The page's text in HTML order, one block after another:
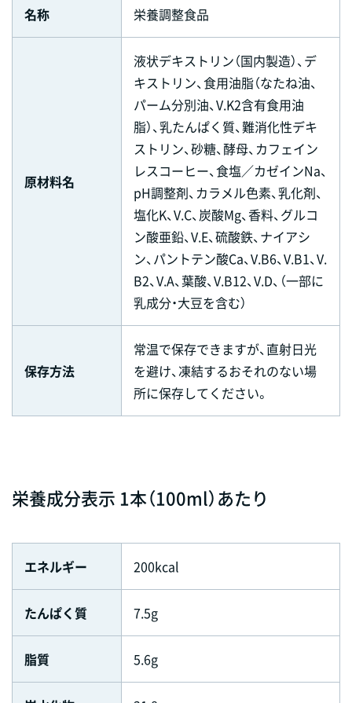
名称 栄養調整食品
原材料名
液状デキストリン（国内製造）、デ
キストリン、食用油脂（なたね油、
パーム分別油、V.K2含有食用油
脂）、乳たんぱく質、難消化性デキ
ストリン、砂糖、酵母、カフェイン
レスコーヒー、食塩／カゼインNa、
pH調整剤、カラメル色素、乳化剤、
塩化K、V.C、炭酸Mg、香料、グルコ
ン酸亜鉛、V.E、硫酸鉄、ナイアシ
ン、パントテン酸Ca、V.B6、V.B1、V.
B2、V.A、葉酸、V.B12、V.D、（一部に
乳成分・大豆を含む）
保存方法
常温で保存できますが、直射日光
を避け、凍結するおそれのない場
所に保存してください。
栄養成分表示 1本（100ml）あたり
エネルギー 200kcal
たんぱく質 7.5g
脂質 5.6g